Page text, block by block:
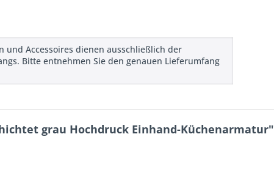
Accessoires dienen ausschließlich der
Bitte entnehmen Sie den genauen Lieferumfang
grau Hochdruck Einhand-Küchenarmatur"